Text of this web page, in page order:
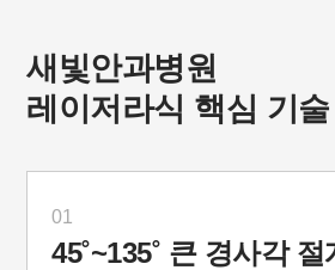
새빛안과병원
레이저라식 핵심 기술
01
45˚~135˚ 큰 경사각 절